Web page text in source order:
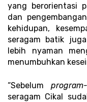
yang berorientasi
dan
kehidupan,
seragam batik
lebih nyaman
menumbuhkan
“Sebelum
seragam Cikal